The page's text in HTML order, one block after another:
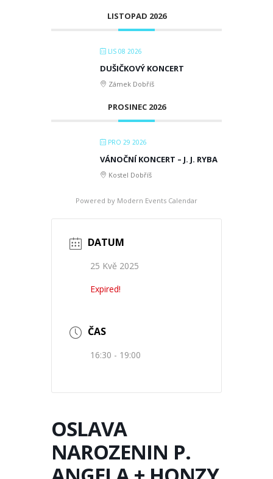
LISTOPAD 2026
LIS 08 2026
DUŠIČKOVÝ KONCERT
Zámek Dobříš
PROSINEC 2026
PRO 29 2026
VÁNOČNÍ KONCERT – J. J. RYBA
Kostel Dobříš
Powered by Modern Events Calendar
DATUM
25 Kvě 2025
Expired!
ČAS
16:30 - 19:00
OSLAVA
NAROZENIN P.